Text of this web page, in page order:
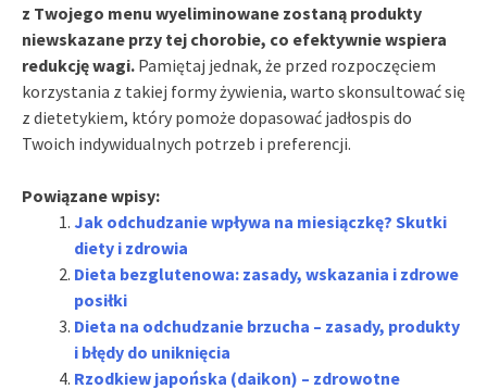
z Twojego menu wyeliminowane zostaną produkty
niewskazane przy tej chorobie, co efektywnie wspiera
redukcję wagi. Pamiętaj jednak, że przed rozpoczęciem
korzystania z takiej formy żywienia, warto skonsultować się
z dietetykiem, który pomoże dopasować jadłospis do
Twoich indywidualnych potrzeb i preferencji.
Powiązane wpisy:
Jak odchudzanie wpływa na miesiączkę? Skutki
diety i zdrowia
Dieta bezglutenowa: zasady, wskazania i zdrowe
posiłki
Dieta na odchudzanie brzucha – zasady, produkty
i błędy do uniknięcia
Rzodkiew japońska (daikon) – zdrowotne